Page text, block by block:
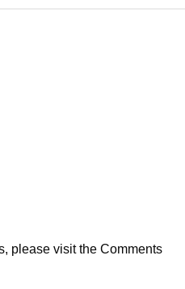
please visit the Comments